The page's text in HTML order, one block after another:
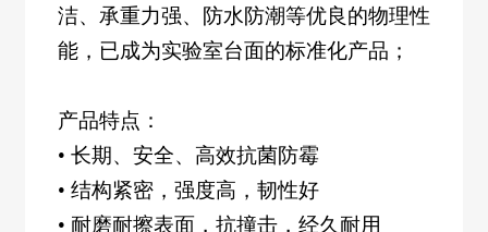
洁、承重力强、防水防潮等优良的物理性
能，已成为实验室台面的标准化产品；
产品特点：
• 长期、安全、高效抗菌防霉
• 结构紧密，强度高，韧性好
• 耐磨耐擦表面，抗撞击，经久耐用